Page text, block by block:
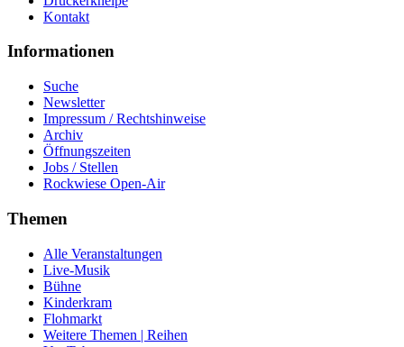
Kontakt
Informationen
Suche
Newsletter
Impressum / Rechtshinweise
Archiv
Öffnungszeiten
Jobs / Stellen
Rockwiese Open-Air
Themen
Alle Veranstaltungen
Live-Musik
Bühne
Kinderkram
Flohmarkt
Weitere Themen | Reihen